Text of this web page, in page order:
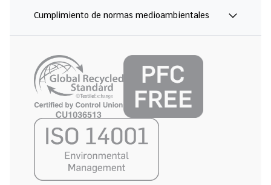
Cumplimiento de normas medioambientales